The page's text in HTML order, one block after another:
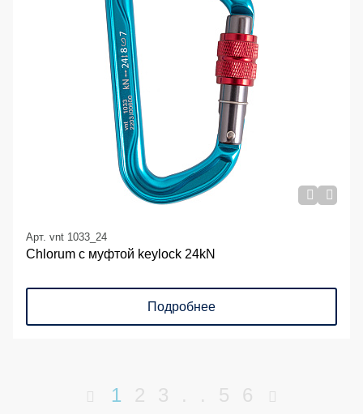
Арт. vnt 1033_24
Chlorum с муфтой keylock 24kN
Подробнее
1 2 3 . . 5 6